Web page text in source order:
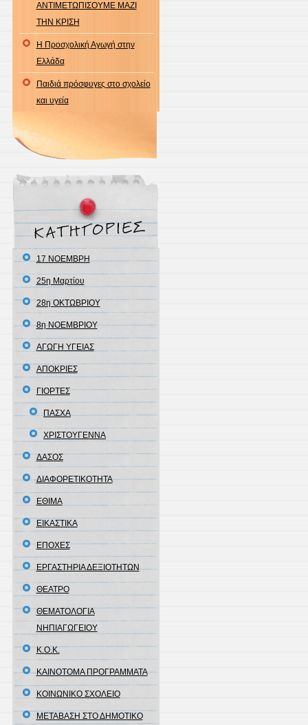
ΑΝΤΙΜΕΤΩΠΙΣΟΥΜΕ ΜΑΖΙ
ΤΗΝ ΚΡΙΣΗ
Η Προσχολική Αγωγή στην
Ελλάδα
Παιδιά πρόσφυγες στο σχολείο
και υγεία
17 ΝΟΕΜΒΡΗ
25η Μαρτίου
28η ΟΚΤΩΒΡΙΟΥ
8η ΝΟΕΜΒΡΙΟΥ
ΑΓΩΓΗ ΥΓΕΙΑΣ
ΑΠΟΚΡΙΕΣ
ΓΙΟΡΤΕΣ
ΠΑΣΧΑ
ΧΡΙΣΤΟΥΓΕΝΝΑ
ΔΑΣΟΣ
ΔΙΑΦΟΡΕΤΙΚΟΤΗΤΑ
ΕΘΙΜΑ
ΕΙΚΑΣΤΙΚΑ
ΕΠΟΧΕΣ
ΕΡΓΑΣΤΗΡΙΑ ΔΕΞΙΟΤΗΤΩΝ
ΘΕΑΤΡΟ
ΘΕΜΑΤΟΛΟΓΙΑ
ΝΗΠΙΑΓΩΓΕΙΟΥ
Κ.Ο.Κ.
ΚΑΙΝΟΤΟΜΑ ΠΡΟΓΡΑΜΜΑΤΑ
ΚΟΙΝΩΝΙΚΟ ΣΧΟΛΕΙΟ
ΜΕΤΑΒΑΣΗ ΣΤΟ ΔΗΜΟΤΙΚΟ